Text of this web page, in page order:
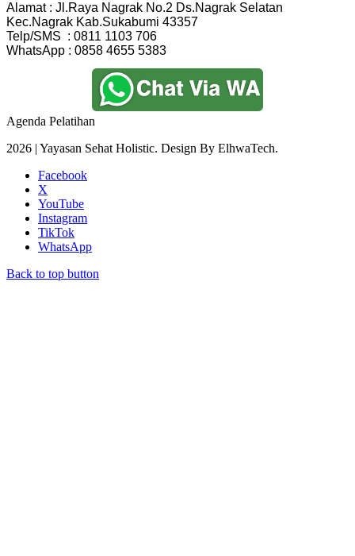
Alamat : Jl.Raya Nagrak No.2 Ds.Nagrak Selatan
Kec.Nagrak Kab.Sukabumi 43357
Telp/SMS  : 0811 1103 706
WhatsApp : 0858 4655 5383
Agenda Pelatihan
2026 | Yayasan Sehat Holistic. Design By ElhwaTech.
Facebook
X
YouTube
Instagram
TikTok
WhatsApp
Back to top button